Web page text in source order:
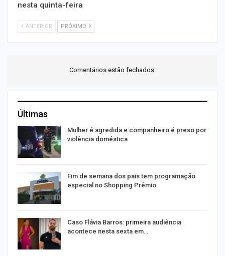
nesta quinta-feira
ANTERIOR PRÓXIMO
Comentários estão fechados.
Últimas
Mulher é agredida e companheiro é preso por
violência doméstica
Fim de semana dos pais tem programação
especial no Shopping Prêmio
Caso Flávia Barros: primeira audiência
acontece nesta sexta em…